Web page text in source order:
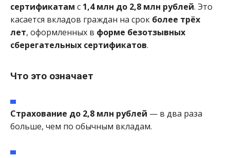
сертификатам с 1,4 млн до 2,8 млн рублей. Это
касается вкладов граждан на срок более трёх
лет, оформленных в форме безотзывных
сберегательных сертификатов.
Что это означает
Страхование до 2,8 млн рублей — в два раза
больше, чем по обычным вкладам.